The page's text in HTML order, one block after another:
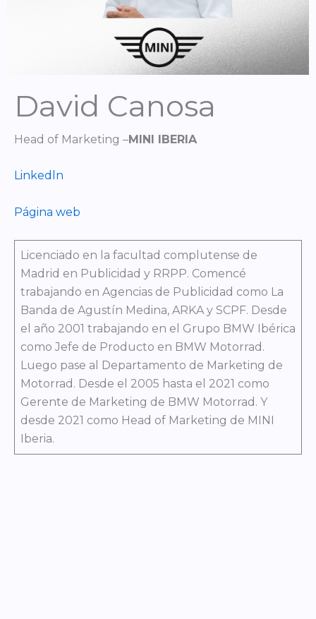
David Canosa
Head of Marketing –MINI IBERIA
Linkedln
Página web
Licenciado en la facultad complutense de
Madrid en Publicidad y RRPP. Comencé
trabajando en Agencias de Publicidad como La
Banda de Agustín Medina, ARKA y SCPF. Desde
el año 2001 trabajando en el Grupo BMW Ibérica
como Jefe de Producto en BMW Motorrad.
Luego pase al Departamento de Marketing de
Motorrad. Desde el 2005 hasta el 2021 como
Gerente de Marketing de BMW Motorrad. Y
desde 2021 como Head of Marketing de MINI
Iberia.